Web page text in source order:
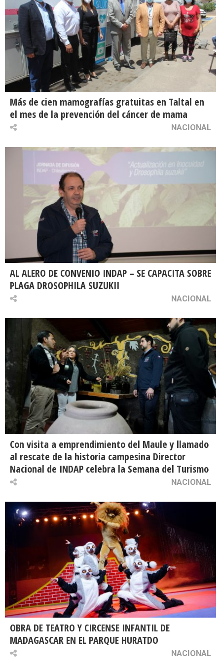
Más de cien mamografías gratuitas en Taltal en
el mes de la prevención del cáncer de mama
NACIONAL
AL ALERO DE CONVENIO INDAP – SE CAPACITA SOBRE
PLAGA DROSOPHILA SUZUKII
NACIONAL
Con visita a emprendimiento del Maule y llamado
al rescate de la historia campesina Director
Nacional de INDAP celebra la Semana del Turismo
NACIONAL
OBRA DE TEATRO Y CIRCENSE INFANTIL DE
MADAGASCAR EN EL PARQUE HURATDO
NACIONAL